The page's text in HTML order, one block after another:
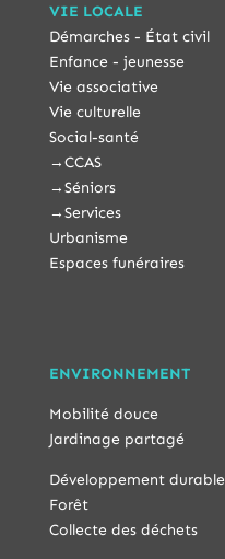
VIE LOCALE
Démarches - État civil
Enfance - jeunesse
Vie associative
Vie culturelle
Social-santé
→CCAS
→Séniors
→Services
Urbanisme
Espaces funéraires
ENVIRONNEMENT
Mobilité douce
Jardinage partagé
Développement durable
Forêt
Collecte des déchets